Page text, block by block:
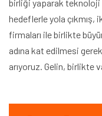
birliği yaparak teknoloji
hedeflerle yola çıkmış,
firmaları ile birlikte
adına kat edilmesi
arıyoruz. Gelin, birlikte